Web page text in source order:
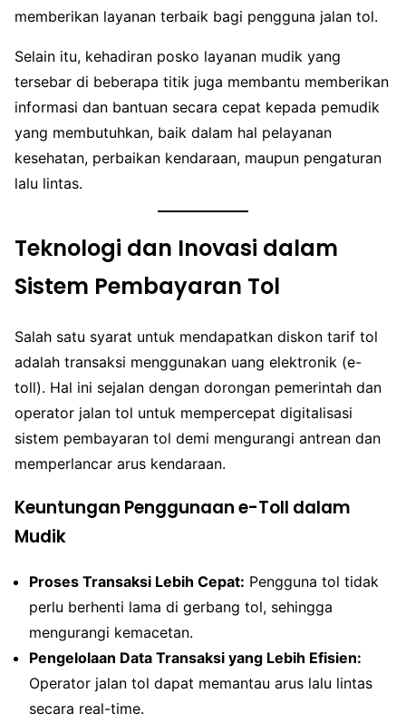
memberikan layanan terbaik bagi pengguna jalan tol.
Selain itu, kehadiran posko layanan mudik yang
tersebar di beberapa titik juga membantu memberikan
informasi dan bantuan secara cepat kepada pemudik
yang membutuhkan, baik dalam hal pelayanan
kesehatan, perbaikan kendaraan, maupun pengaturan
lalu lintas.
Teknologi dan Inovasi dalam
Sistem Pembayaran Tol
Salah satu syarat untuk mendapatkan diskon tarif tol
adalah transaksi menggunakan uang elektronik (e-
toll). Hal ini sejalan dengan dorongan pemerintah dan
operator jalan tol untuk mempercepat digitalisasi
sistem pembayaran tol demi mengurangi antrean dan
memperlancar arus kendaraan.
Keuntungan Penggunaan e-Toll dalam
Mudik
Proses Transaksi Lebih Cepat: Pengguna tol tidak
perlu berhenti lama di gerbang tol, sehingga
mengurangi kemacetan.
Pengelolaan Data Transaksi yang Lebih Efisien:
Operator jalan tol dapat memantau arus lalu lintas
secara real-time.